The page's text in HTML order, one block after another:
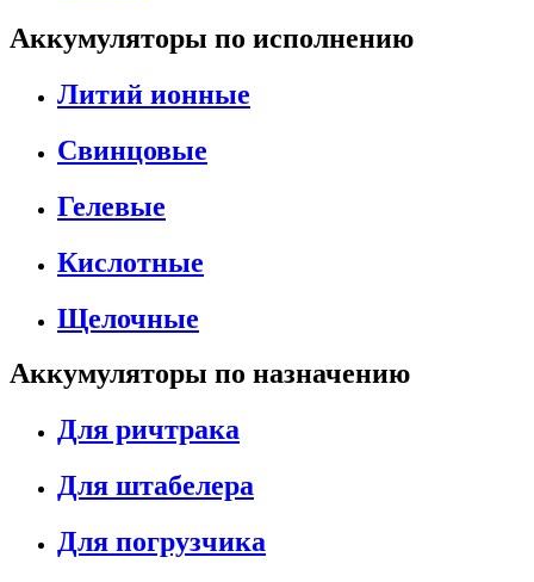
Аккумуляторы по исполнению
Литий ионные
Свинцовые
Гелевые
Кислотные
Щелочные
Аккумуляторы по назначению
Для ричтрака
Для штабелера
Для погрузчика